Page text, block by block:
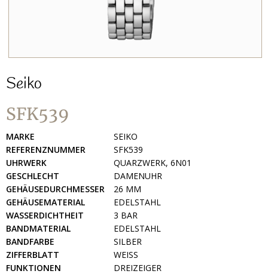
Seiko
SFK539
MARKE
SEIKO
REFERENZNUMMER
SFK539
UHRWERK
QUARZWERK, 6N01
GESCHLECHT
DAMENUHR
GEHÄUSEDURCHMESSER
26 MM
GEHÄUSEMATERIAL
EDELSTAHL
WASSERDICHTHEIT
3 BAR
BANDMATERIAL
EDELSTAHL
BANDFARBE
SILBER
ZIFFERBLATT
WEISS
FUNKTIONEN
DREIZEIGER